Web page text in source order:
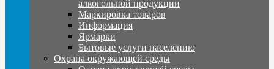
алкогольной продукции
Маркировка товаров
Информация
Ярмарки
Бытовые услуги населению
Охрана окружающей среды